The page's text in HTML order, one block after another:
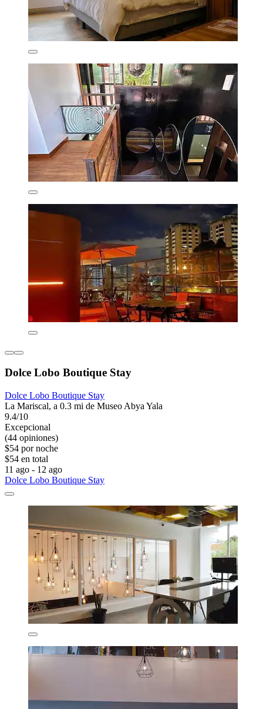
Dolce Lobo Boutique Stay
Dolce Lobo Boutique Stay
La Mariscal, a 0.3 mi de Museo Abya Yala
9.4/10
Excepcional
(44 opiniones)
$54 por noche
$54 en total
11 ago - 12 ago
Dolce Lobo Boutique Stay